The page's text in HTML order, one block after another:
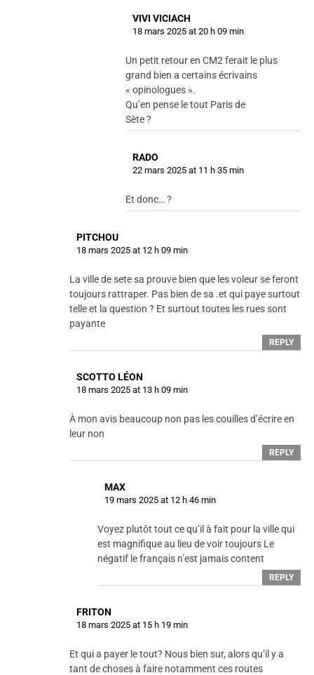
VIVI VICIACH
18 mars 2025 at 20 h 09 min
Un petit retour en CM2 ferait le plus
grand bien a certains écrivains
« opinologues ».
Qu’en pense le tout Paris de
Sète ?
RADO
22 mars 2025 at 11 h 35 min
Et donc… ?
PITCHOU
18 mars 2025 at 12 h 09 min
La ville de sete sa prouve bien que les voleur se feront
toujours rattraper. Pas bien de sa .et qui paye surtout
telle et la question ? Et surtout toutes les rues sont
payante
REPLY
SCOTTO LÉON
18 mars 2025 at 13 h 09 min
À mon avis beaucoup non pas les couilles d’écrire en
leur non
REPLY
MAX
19 mars 2025 at 12 h 46 min
Voyez plutôt tout ce qu’il à fait pour la ville qui
est magnifique au lieu de voir toujours Le
négatif le français n’est jamais content
REPLY
FRITON
18 mars 2025 at 15 h 19 min
Et qui a payer le tout? Nous bien sur, alors qu’il y a
tant de choses à faire notamment ces routes